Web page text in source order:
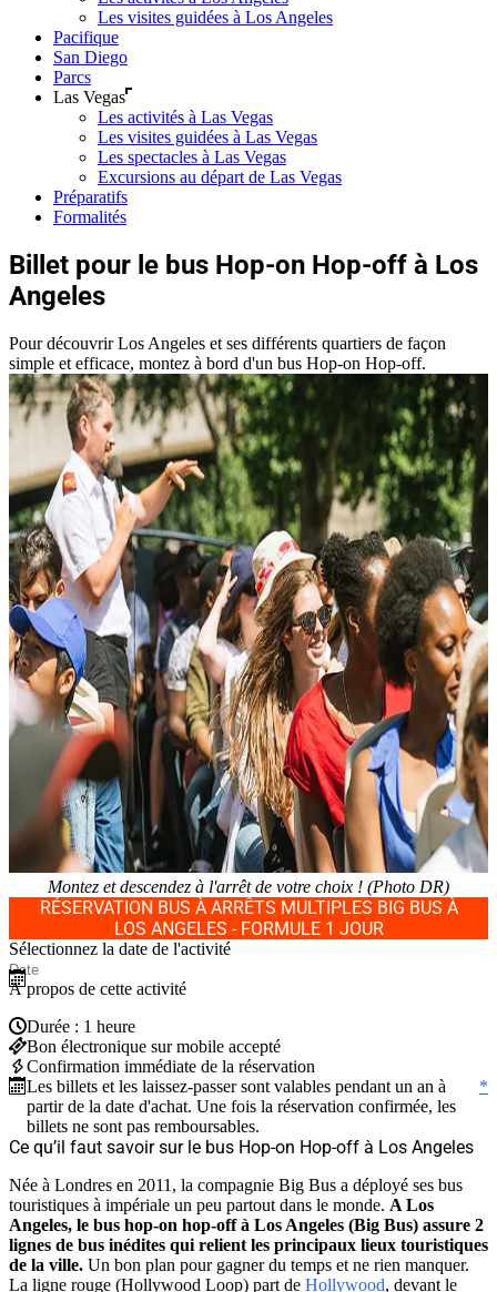
Les visites guidées à Los Angeles
Pacifique
San Diego
Parcs
Las Vegas
Les activités à Las Vegas
Les visites guidées à Las Vegas
Les spectacles à Las Vegas
Excursions au départ de Las Vegas
Préparatifs
Formalités
Billet pour le bus Hop-on Hop-off à Los
Angeles
Pour découvrir Los Angeles et ses différents quartiers de façon
simple et efficace, montez à bord d'un bus Hop-on Hop-off.
Montez et descendez à l'arrêt de votre choix ! (Photo DR)
RÉSERVATION BUS À ARRÊTS MULTIPLES BIG BUS À
LOS ANGELES - FORMULE 1 JOUR
Sélectionnez la date de l'activité
À propos de cette activité
Durée : 1 heure
Bon électronique sur mobile accepté
Confirmation immédiate de la réservation
Les billets et les laissez-passer sont valables pendant un an à
partir de la date d'achat. Une fois la réservation confirmée, les
billets ne sont pas remboursables.
*
Ce qu’il faut savoir sur le bus Hop-on Hop-off à Los Angeles
Née à Londres en 2011, la compagnie Big Bus a déployé ses bus
touristiques à impériale un peu partout dans le monde. A Los
Angeles, le bus hop-on hop-off à Los Angeles (Big Bus) assure 2
lignes de bus inédites qui relient les principaux lieux touristiques
de la ville. Un bon plan pour gagner du temps et ne rien manquer.
La ligne rouge (Hollywood Loop) part de Hollywood, devant le